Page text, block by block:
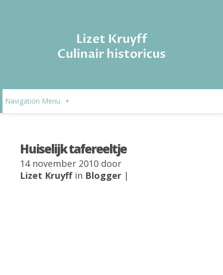
Lizet Kruyff
Culinair historicus
Navigation Menu +
Huiselijk tafereeltje
14 november 2010 door
Lizet Kruyffin Blogger |